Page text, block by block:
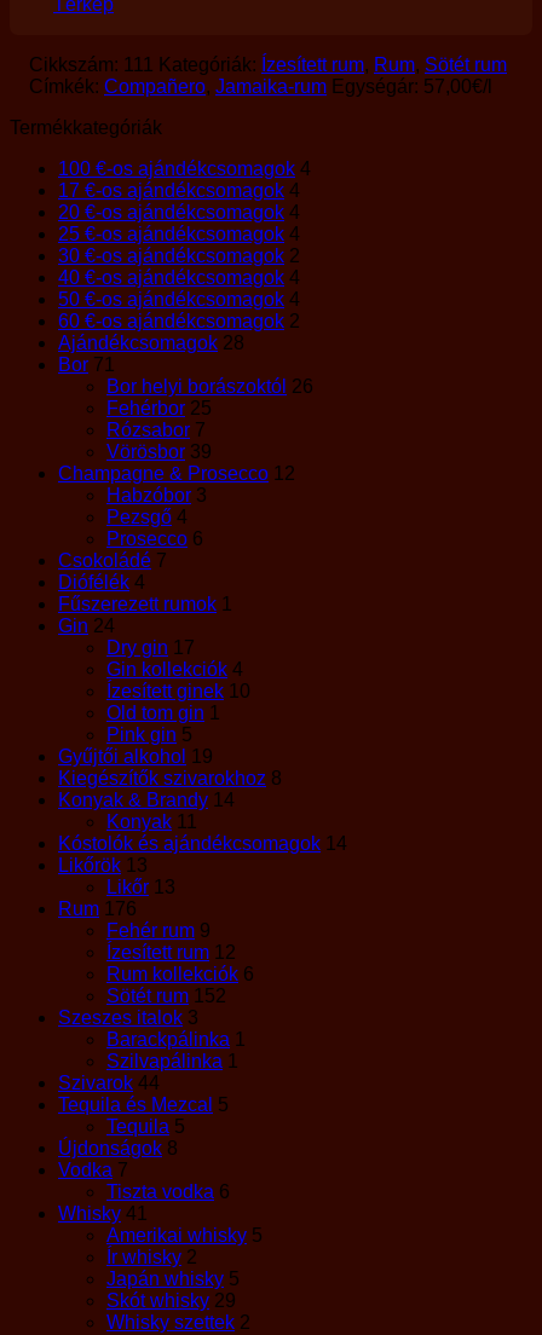
Térkép
Cikkszám: 111 Kategóriák: Ízesített rum, Rum, Sötét rum
Címkék: Compañero, Jamaika-rum Egységár: 57,00€/l
Termékkategóriák
100 €-os ajándékcsomagok 4
17 €-os ajándékcsomagok 4
20 €-os ajándékcsomagok 4
25 €-os ajándékcsomagok 4
30 €-os ajándékcsomagok 2
40 €-os ajándékcsomagok 4
50 €-os ajándékcsomagok 4
60 €-os ajándékcsomagok 2
Ajándékcsomagok 28
Bor 71
Bor helyi borászoktól 26
Fehérbor 25
Rózsabor 7
Vörösbor 39
Champagne & Prosecco 12
Habzóbor 3
Pezsgő 4
Prosecco 6
Csokoládé 7
Diófélék 4
Fűszerezett rumok 1
Gin 24
Dry gin 17
Gin kollekciók 4
Ízesített ginek 10
Old tom gin 1
Pink gin 5
Gyűjtői alkohol 19
Kiegészítők szivarokhoz 8
Konyak & Brandy 14
Konyak 11
Kóstolók és ajándékcsomagok 14
Likőrök 13
Likőr 13
Rum 176
Fehér rum 9
Ízesített rum 12
Rum kollekciók 6
Sötét rum 152
Szeszes italok 3
Barackpálinka 1
Szilvapálinka 1
Szivarok 44
Tequila és Mezcal 5
Tequila 5
Újdonságok 8
Vodka 7
Tiszta vodka 6
Whisky 41
Amerikai whisky 5
Ír whisky 2
Japán whisky 5
Skót whisky 29
Whisky szettek 2